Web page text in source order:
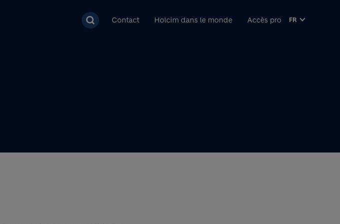
Aller au contenu principal
Contact Holcim dans le monde Accès pro FR